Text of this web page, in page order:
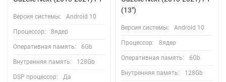
Версия системы: Android 10
Процессор: 8ядер
Оперативная память: 6Gb
Внутренняя память: 128Gb
DSP процессор: Да
(13")
Версия системы: Android 10
Процессор: 8ядер
Оперативная память: 6Gb
Внутренняя память: 128Gb